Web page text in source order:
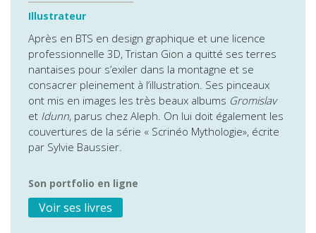
Illustrateur
Après en BTS en design graphique et une licence
professionnelle 3D, Tristan Gion a quitté ses terres
nantaises pour s’exiler dans la montagne et se
consacrer pleinement à l’illustration. Ses pinceaux
ont mis en images les très beaux albums Gromislav
et Idunn, parus chez Aleph. On lui doit également les
couvertures de la série « Scrinéo Mythologie», écrite
par Sylvie Baussier.
Son portfolio en ligne
Voir ses livres